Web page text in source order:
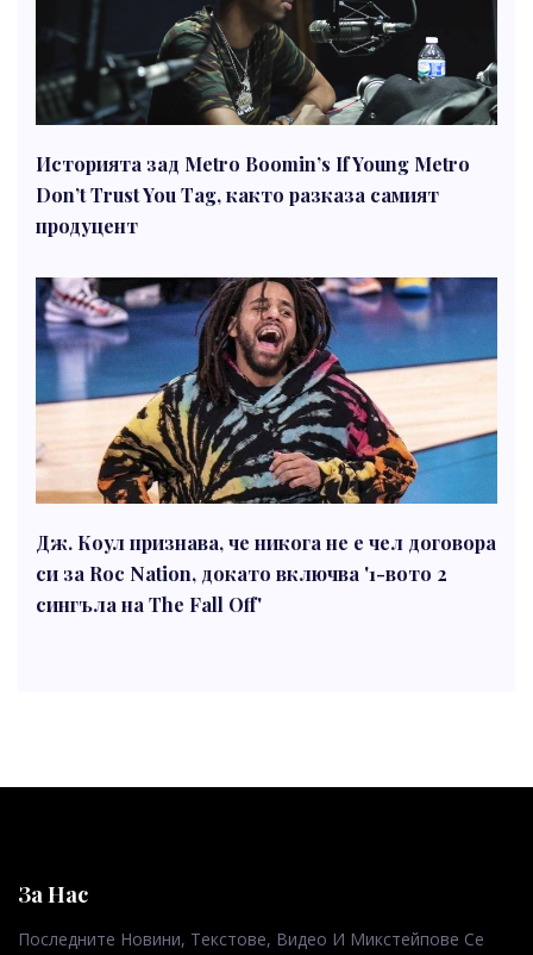
Историята зад Metro Boomin’s If Young Metro
Don’t Trust You Tag, както разказа самият
продуцент
Дж. Коул признава, че никога не е чел договора
си за Roc Nation, докато включва '1-вото 2
сингъла на The Fall Off'
За Нас
Последните Новини, Текстове, Видео И Микстейпове Се